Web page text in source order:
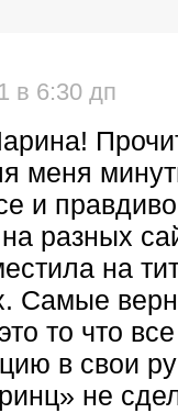
в 6:30 дп
меня
и
разных
на
Самые
то что
в свои
не